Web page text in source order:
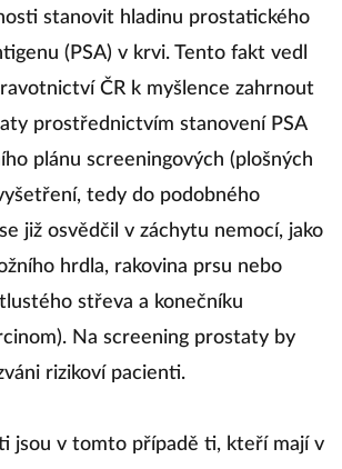
stanovit hladinu prostatického
(PSA) v krvi. Tento fakt vedl
ČR k myšlence zahrnout
prostřednictvím stanovení PSA
plánu screeningových (plošných
tedy do podobného
již osvědčil v záchytu nemocí, jako
hrdla, rakovina prsu nebo
střeva a konečníku
Na screening prostaty by
rizikoví pacienti.
jsou v tomto případě ti, kteří mají v